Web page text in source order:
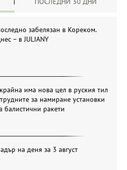
забелязан в Кореком.
– в JULIANY
има нова цел в руския тил
за намиране установки
балистични ракети
на деня за 3 август